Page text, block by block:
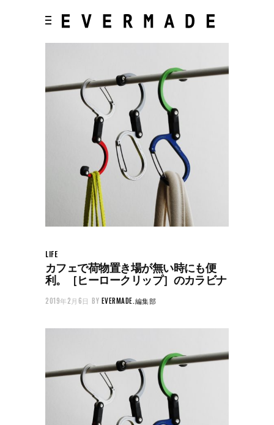
LIFE
カフェで荷物置き場が無い時にも便
利。［ヒーロークリップ］のカラビナ
2019年2月6日 BY EVERMADE.編集部